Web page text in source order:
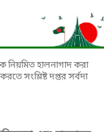
নিয়মিত হালনাগাদ করা
সংশ্লিষ্ট দপ্তর সর্বদা